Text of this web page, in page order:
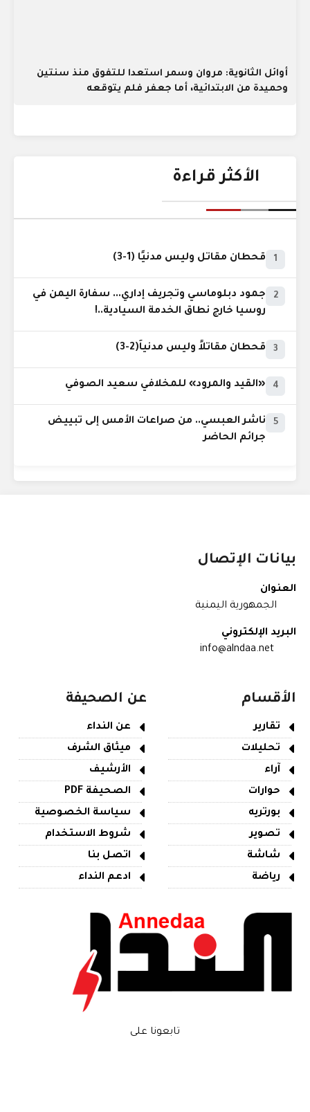
أوائل الثانوية: مروان وسمر استعدا للتفوق منذ سنتين
وحميدة من الابتدائية، أما جعفر فلم يتوقعه
الأكثر قراءة
1 قحطان مقاتل وليس مدنيًا (1-3)
2
جمود دبلوماسي وتجريف إداري... سفارة اليمن في
روسيا خارج نطاق الخدمة السيادية..!
3 قحطان مقاتلاً وليس مدنياً(2-3)
4 «القيد والمرود» للمخلافي سعيد الصوفي
5
ناشر العبسي.. من صراعات الأمس إلى تبييض
جرائم الحاضر
بيانات الإتصال
العنوان
الجمهورية اليمنية
البريد الإلكتروني
info@alndaa.net
الأقسام
تقارير
تحليلات
آراء
حوارات
بورتريه
تصوير
شاشة
رياضة
عن الصحيفة
عن النداء
ميثاق الشرف
الأرشيف
الصحيفة PDF
سياسة الخصوصية
شروط الاستخدام
اتصل بنا
ادعم النداء
تابعونا على